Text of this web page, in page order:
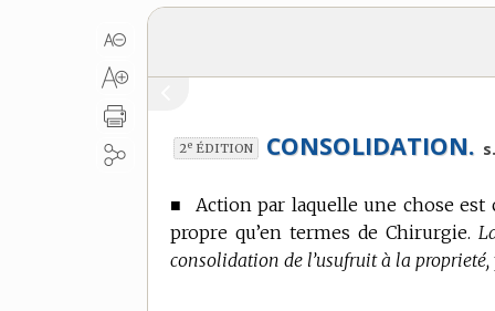
2e ÉDITION CONSOLIDATION.
■ Action par laquelle une chose est
propre qu’entermes de Chirurgie.
consolidation de l’usufruit à la proprieté,